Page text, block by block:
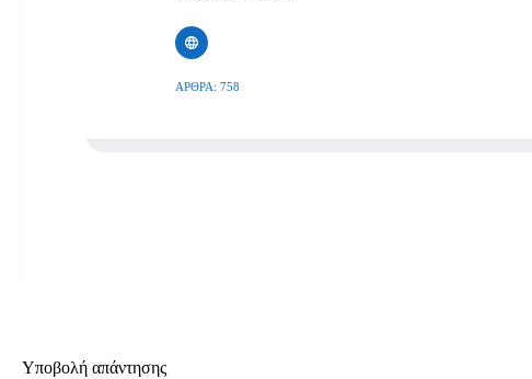
ΆΡΘΡΑ: 758
Υποβολή απάντησης